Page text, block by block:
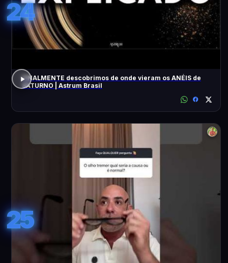
24
FINALMENTE descobrimos de onde vieram os ANÉIS de
SATURNO | Astrum Brasil
25